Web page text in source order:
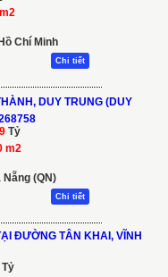
Chí Minh
Chi tiết
DUY TRUNG (DUY
Tỷ
m2
Nẵng (QN)
Chi tiết
ĐƯỜNG TÂN KHAI, VĨNH
Tỷ